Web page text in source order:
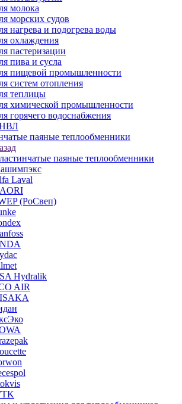
молока
морских судов
нагрева и подогрева воды
охлаждения
пастеризации
пива и сусла
пищевой промышленности
систем отопления
теплицы
химической промышленности
горячего водоснабжения
паяные теплообменники
паяные теплообменники
Laval
(РоСвеп)
Hydralik
AIR